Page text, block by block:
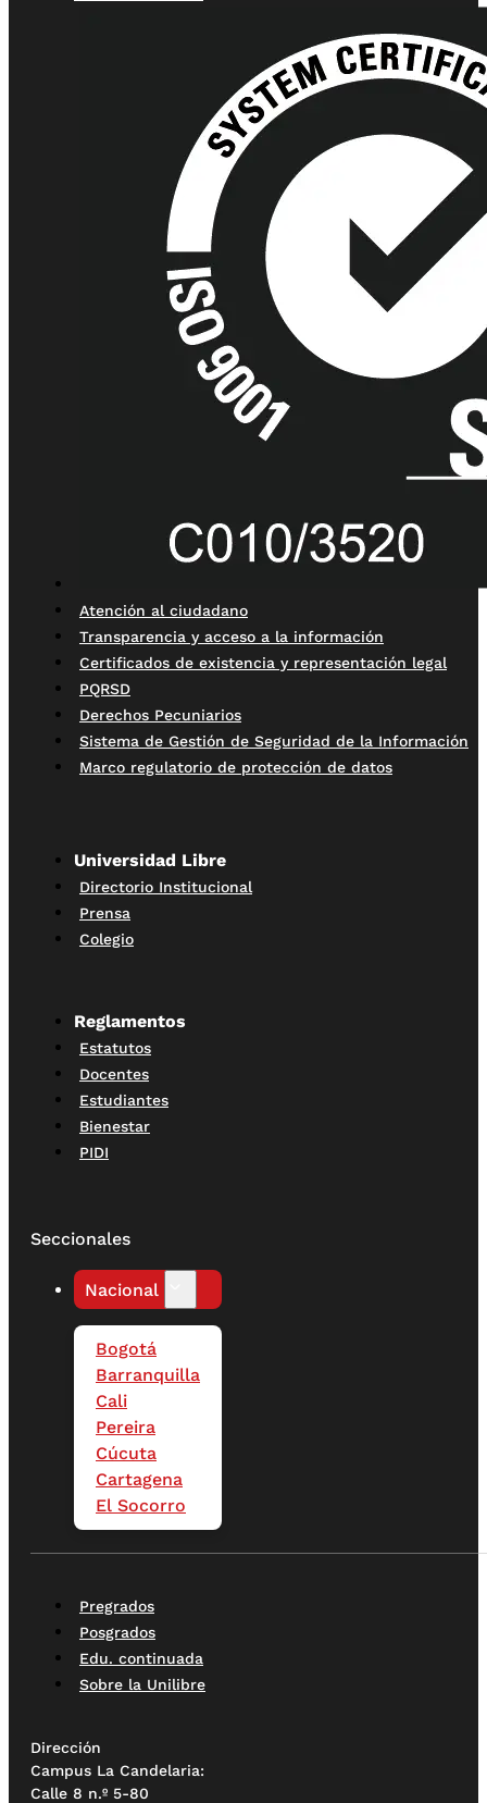
Atención al ciudadano
Transparencia y acceso a la información
Certificados de existencia y representación legal
PQRSD
Derechos Pecuniarios
Sistema de Gestión de Seguridad de la Información
Marco regulatorio de protección de datos
Universidad Libre
Directorio Institucional
Prensa
Colegio
Reglamentos
Estatutos
Docentes
Estudiantes
Bienestar
PIDI
Seccionales
Nacional
Bogotá
Barranquilla
Cali
Pereira
Cúcuta
Cartagena
El Socorro
Pregrados
Posgrados
Edu. continuada
Sobre la Unilibre
Dirección
Campus La Candelaria:
Calle 8 n.º 5-80